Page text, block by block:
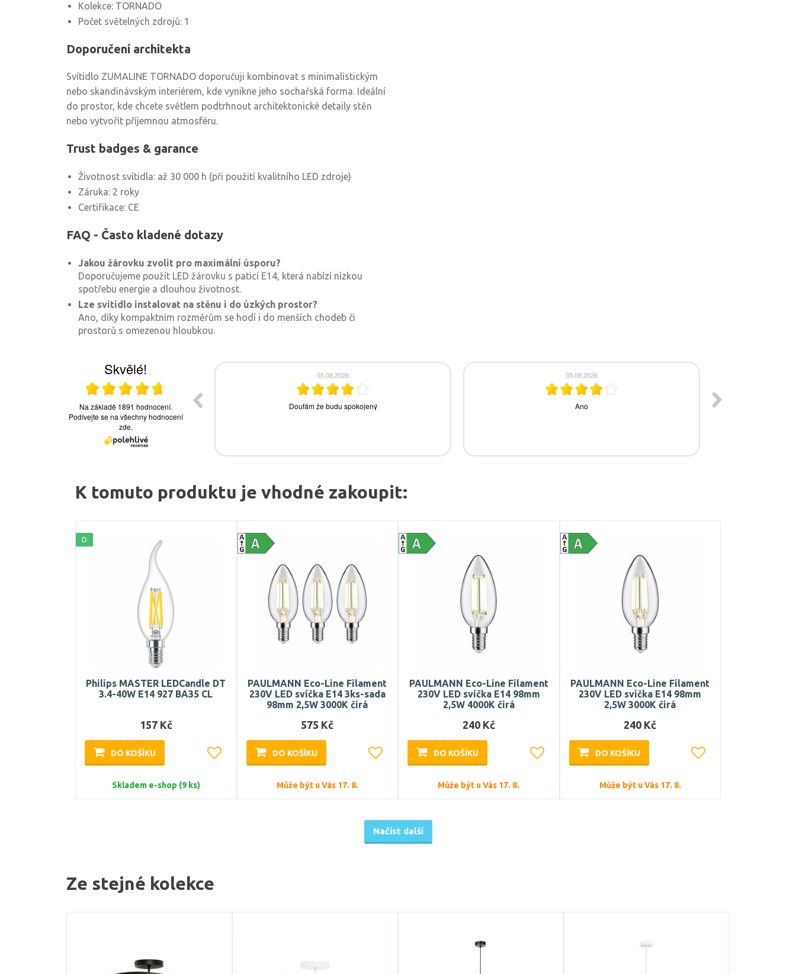
Kolekce: TORNADO
Počet světelných zdrojů: 1
Doporučení architekta
Svítidlo ZUMALINE TORNADO doporučuji kombinovat s minimalistickým
nebo skandinávským interiérem, kde vynikne jeho sochařská forma. Ideální
do prostor, kde chcete světlem podtrhnout architektonické detaily stěn
nebo vytvořit příjemnou atmosféru.
Trust badges & garance
Životnost svítidla: až 30 000 h (při použití kvalitního LED zdroje)
Záruka: 2 roky
Certifikace: CE
FAQ - Často kladené dotazy
Jakou žárovku zvolit pro maximální úsporu?
Doporučujeme použít LED žárovku s paticí E14, která nabízí nízkou
spotřebu energie a dlouhou životnost.
Lze svítidlo instalovat na stěnu i do úzkých prostor?
Ano, díky kompaktním rozměrům se hodí i do menších chodeb či
prostorů s omezenou hloubkou.
K tomuto produktu je vhodné zakoupit:
D
Philips MASTER LEDCandle DT
3.4-40W E14 927 BA35 CL
157 Kč
DO KOŠÍKU
Skladem e-shop (9 ks)
PAULMANN Eco-Line Filament
230V LED svíčka E14 3ks-sada
98mm 2,5W 3000K čirá
575 Kč
DO KOŠÍKU
Může být u Vás 17. 8.
PAULMANN Eco-Line Filament
230V LED svíčka E14 98mm
2,5W 4000K čirá
240 Kč
DO KOŠÍKU
Může být u Vás 17. 8.
PAULMANN Eco-Line Filament
230V LED svíčka E14 98mm
2,5W 3000K čirá
240 Kč
DO KOŠÍKU
Může být u Vás 17. 8.
Načíst další
Ze stejné kolekce